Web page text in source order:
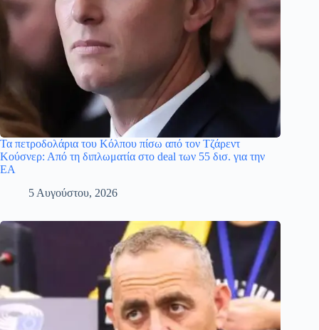
Τα πετροδολάρια του Κόλπου πίσω από τον Τζάρεντ
Κούσνερ: Από τη διπλωματία στο deal των 55 δισ. για την
EA
5 Αυγούστου, 2026